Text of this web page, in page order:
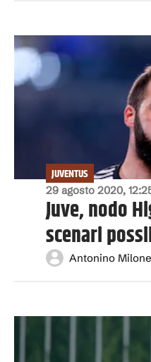
29 agosto 2020,
JUVENTUS
Juve, nodo
scenari
Antonino Milone